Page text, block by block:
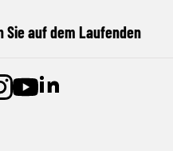
Sie auf dem Laufenden